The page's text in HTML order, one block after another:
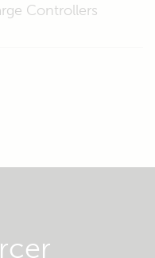
Controllers